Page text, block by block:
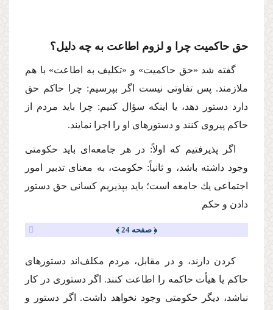
حق حاكمیت چرا و لزوم اطاعت به چه دلیل؟
گفته شد «حق حاكمیت» و «تكلیف به اطاعت» با هم
ملازمند. پس تفاوتى نیست اگر بپرسیم: چرا حاكم حق
دارد دستور دهد، یا اینكه سؤال كنیم: چرا باید مردم از
حاكم پیروى كنند و دستورهاى او را اجرا نمایند.
اگر پذیرفتیم كه اولاً: در هر جامعه‌اى باید حكومتى
وجود داشته باشد، و ثانیاً: حكومت، به معناى تدبیر امور
اجتماعى یك جامعه است؛ باید بپذیریم كسانى حق دستور
دادن و حكم
﴿ صفحه 24 ﴾
كردن دارند، و در مقابل، مردم مكلف‌اند دستورهاى
حاكم یا هیأت حاكمه را اطاعت كنند. اگر دستورى در كار
نباشد، دیگر حكومتى وجود نخواهد داشت. اگر دستور و